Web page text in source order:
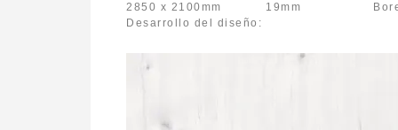
2850 x 2100mm 19mm
Desarrollo del diseño: